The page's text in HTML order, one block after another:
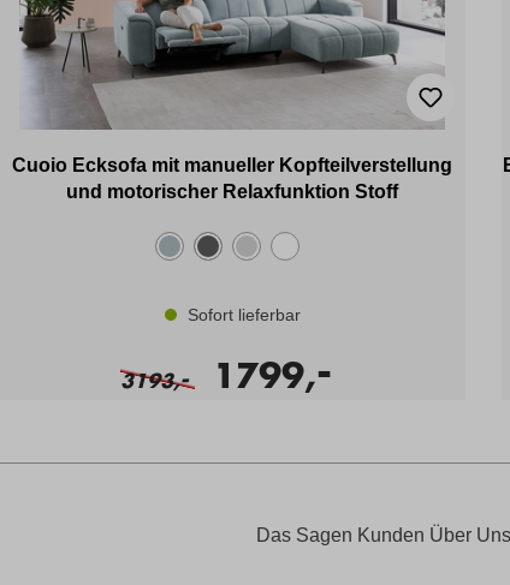
Cuoio Ecksofa mit manueller Kopfteilverstellung
und motorischer Relaxfunktion Stoff
Sofort lieferbar
3193,- 1799,
-
Das Sagen Kunden Über